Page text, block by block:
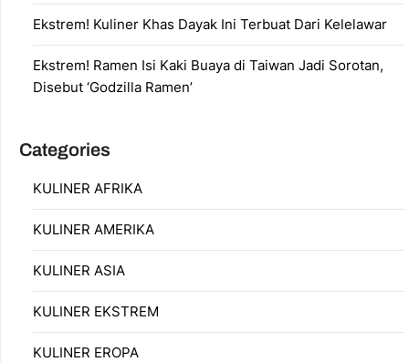
Ekstrem! Kuliner Khas Dayak Ini Terbuat Dari Kelelawar
Ekstrem! Ramen Isi Kaki Buaya di Taiwan Jadi Sorotan,
Disebut ‘Godzilla Ramen’
Categories
KULINER AFRIKA
KULINER AMERIKA
KULINER ASIA
KULINER EKSTREM
KULINER EROPA